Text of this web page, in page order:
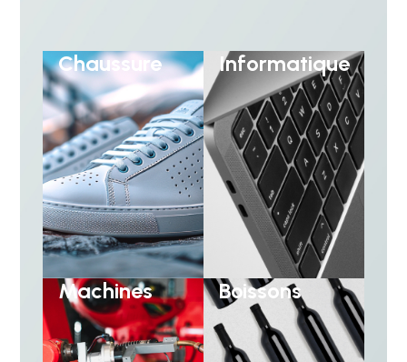
Chaussure Informatique
Machines Boissons